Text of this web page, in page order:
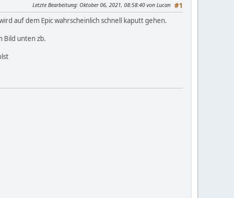
#1
Letzte Bearbeitung: Oktober 06, 2021, 08:58:40 von Lucan
auf dem Epic wahrscheinlich schnell kaputt gehen.
Bild unten zb.